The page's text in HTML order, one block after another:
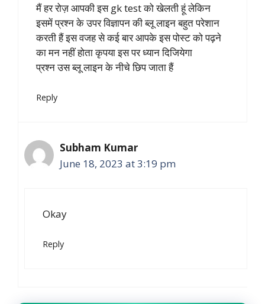
मैं हर रोज़ आपकी इस gk test को खेलती हूं लेकिन
इसमें प्रश्न के उपर विज्ञापन की ब्लू लाइन बहुत परेशान
करती हैं इस वजह से कई बार आपके इस पोस्ट को पढ़ने
का मन नहीं होता कृपया इस पर ध्यान दिजियेगा
प्रश्न उस ब्लू लाइन के नीचे छिप जाता हैं
Reply
Subham Kumar
June 18, 2023 at 3:19 pm
Okay
Reply